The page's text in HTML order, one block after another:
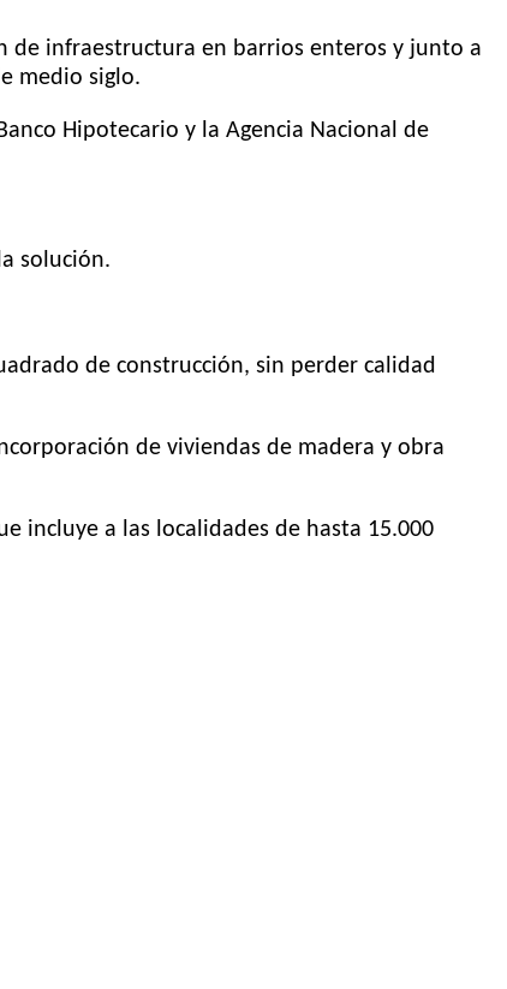
de infraestructura en barrios enteros y junto a
medio siglo.
Hipotecario y la Agencia Nacional de
solución.
de construcción, sin perder calidad
de viviendas de madera y obra
incluye a las localidades de hasta 15.000